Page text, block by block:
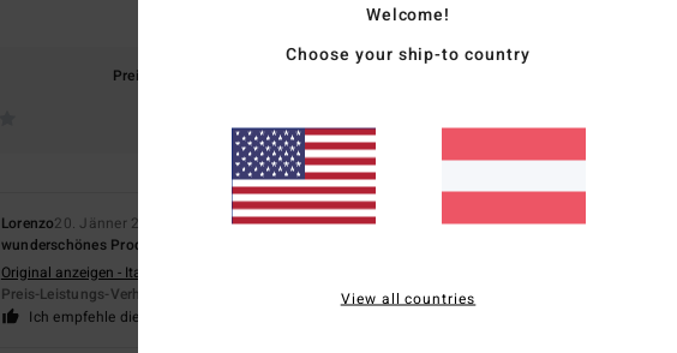
83% unserer Kunden empfehlen dieses Produkt
Preis-Leistungs-Verhältnis
Lorenzo20. Jänner 2026
wunderschönes Produkt
Original anzeigen - Italiano
Preis-Leistungs-Verhältnis
: Perfekte GrößeMaterial: 5/5 Farbe
Ich empfehle dieses Produkt
Welcome!
Choose your ship-to country
View all countries